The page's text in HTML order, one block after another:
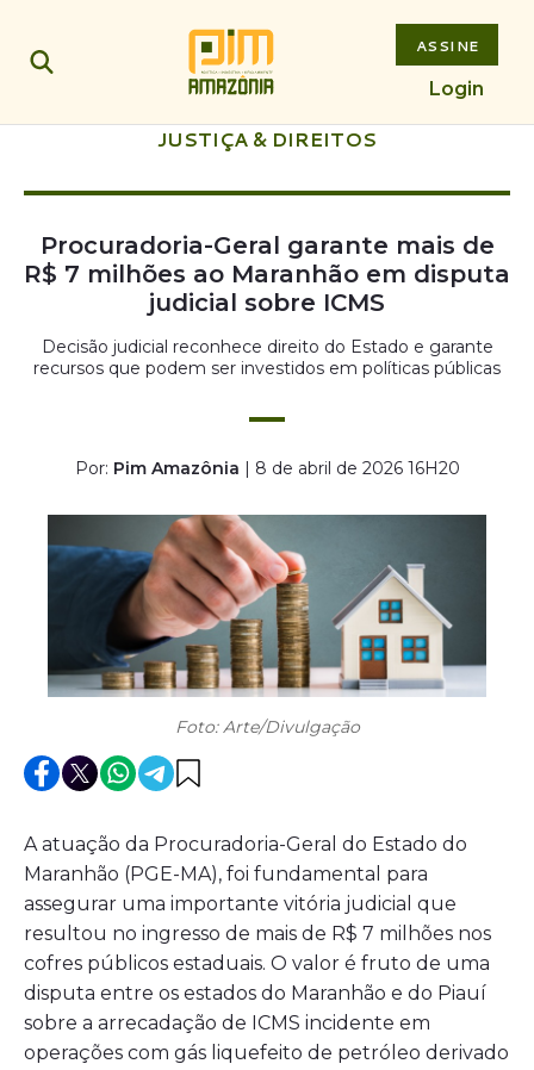
ASSINE
Login
JUSTIÇA & DIREITOS
Procuradoria-Geral garante mais de
R$ 7 milhões ao Maranhão em disputa
judicial sobre ICMS
Decisão judicial reconhece direito do Estado e garante
recursos que podem ser investidos em políticas públicas
Por: Pim Amazônia | 8 de abril de 2026 16H20
Foto: Arte/Divulgação
A atuação da Procuradoria-Geral do Estado do
Maranhão (PGE-MA), foi fundamental para
assegurar uma importante vitória judicial que
resultou no ingresso de mais de R$ 7 milhões nos
cofres públicos estaduais. O valor é fruto de uma
disputa entre os estados do Maranhão e do Piauí
sobre a arrecadação de ICMS incidente em
operações com gás liquefeito de petróleo derivado